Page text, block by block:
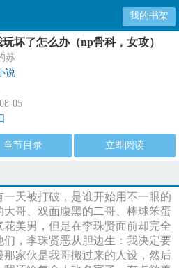
我的书架
坏了怎么办（np骨科，女攻）
苏
说
05
章节目录 立即阅读
一天被打破，是谁开始用不一眼的
哥、双面腹黑的二哥、棒球笨蛋
美男，但是在李珠贤面前却完全
，李珠贤恶从胆边生：我决定要
家伙是我哥搬过来的人设，然后